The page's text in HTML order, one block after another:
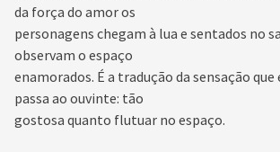
da força do amor os
personagens chegam à lua e sentados no
observam o espaço
enamorados. É a tradução da sensação que
passa ao ouvinte: tão
gostosa quanto flutuar no espaço.